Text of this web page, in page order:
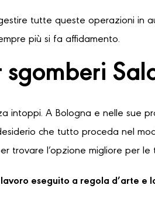
tutte queste operazioni in
più si fa affidamento.
intoppi. A Bologna e nelle sue
che tutto proceda nel
trovare l’opzione migliore per le
eseguito a regola d’arte e